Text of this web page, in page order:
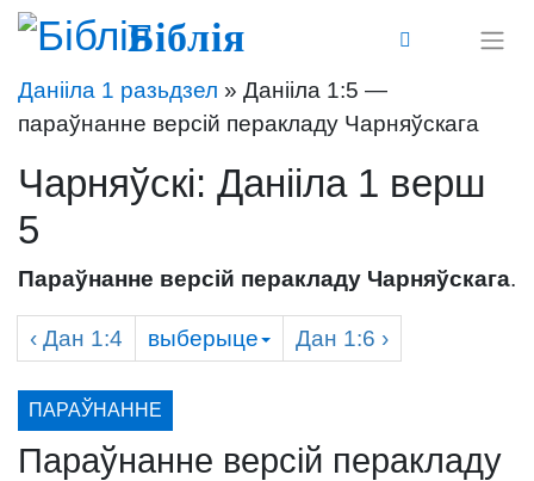
Біблія
Данііла 1 разьдзел » Данііла 1:5 —
параўнанне версій перакладу Чарняўскага
Чарняўскі: Данііла 1 верш
5
Параўнанне версій перакладу Чарняўскага.
‹ Дан 1:4 выберыце Дан 1:6 ›
ПАРАЎНАННЕ
Параўнанне версій перакладу